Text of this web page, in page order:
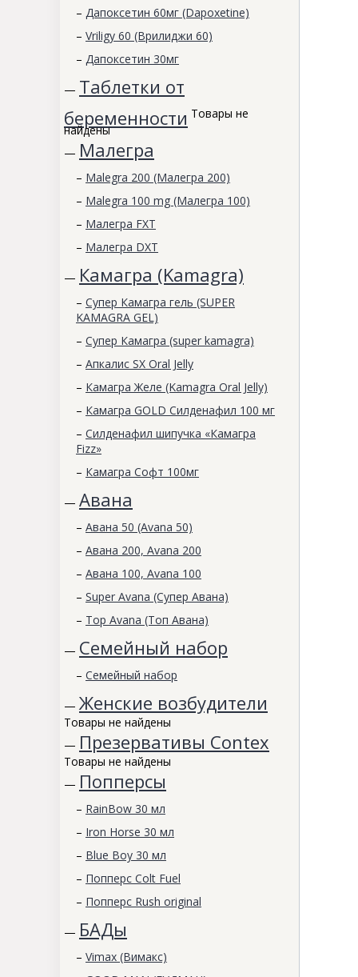
– Дапоксетин 60мг (Dapoxetine)
– Vriligy 60 (Врилиджи 60)
– Дапоксетин 30мг
— Таблетки от
беременности Товары не
найдены
— Малегра
– Malegra 200 (Малегра 200)
– Malegra 100 mg (Малегра 100)
– Малегра FXT
– Малегра DXT
— Камагра (Kamagra)
– Супер Камагра гель (SUPER
KAMAGRA GEL)
– Супер Камагра (super kamagra)
– Апкалис SX Oral Jelly
– Камагра Желе (Kamagra Oral Jelly)
– Камагра GOLD Силденафил 100 мг
– Силденафил шипучка «Камагра
Fizz»
– Камагра Софт 100мг
— Авана
– Авана 50 (Avana 50)
– Авана 200, Avana 200
– Авана 100, Avana 100
– Super Avana (Супер Авана)
– Top Avana (Топ Авана)
— Семейный набор
– Семейный набор
— Женские возбудители
Товары не найдены
— Презервативы Contex
Товары не найдены
— Попперсы
– RainBow 30 мл
– Iron Horse 30 мл
– Blue Boy 30 мл
– Попперс Colt Fuel
– Попперс Rush original
— БАДы
– Vimax (Вимакс)